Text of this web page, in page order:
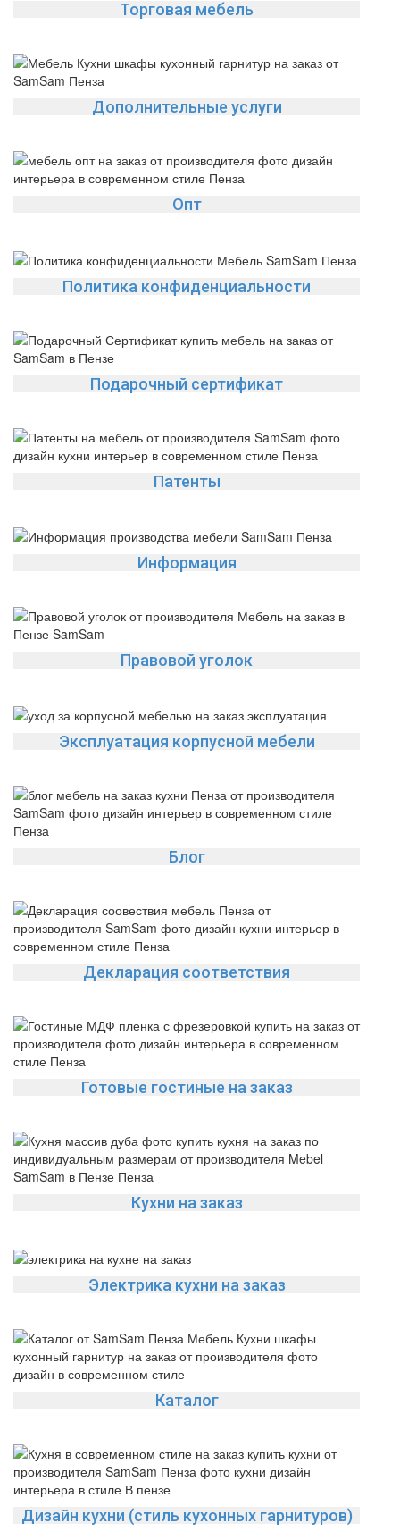
Торговая мебель
Дополнительные услуги
Опт
Политика конфиденциальности
Подарочный сертификат
Патенты
Информация
Правовой уголок
Эксплуатация корпусной мебели
Блог
Декларация соответствия
Готовые гостиные на заказ
Кухни на заказ
Электрика кухни на заказ
Каталог
Дизайн кухни (стиль кухонных гарнитуров)
Да Изменить